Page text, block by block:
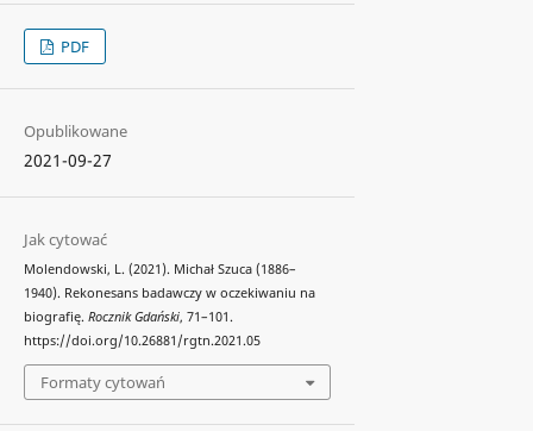
PDF
Opublikowane
2021-09-27
Jak cytować
Molendowski, L. (2021). Michał Szuca (1886–
1940). Rekonesans badawczy w oczekiwaniu na
biografię. Rocznik Gdański, 71–101.
https://doi.org/10.26881/rgtn.2021.05
Formaty cytowań